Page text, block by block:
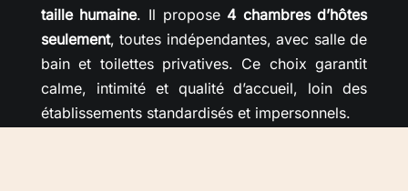
taille humaine. Il propose 4 chambres d’hôtes
seulement, toutes indépendantes, avec salle de
bain et toilettes privatives. Ce choix garantit
calme, intimité et qualité d’accueil, loin des
établissements standardisés et impersonnels.